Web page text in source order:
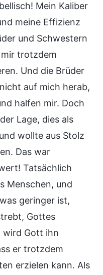
Mein Kaliber
meine Effizienz
und Schwestern
trotzdem
Und die Brüder
auf mich herab,
halfen mir. Doch
Lage, dies als
wollte aus Stolz
Das war
Tatsächlich
Menschen, und
geringer ist,
Gottes
wird Gott ihn
er trotzdem
erzielen kann. Als